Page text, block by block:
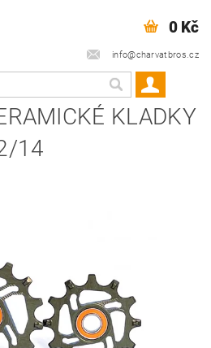
info@charvatbros.cz
0 Kč
KLADKY
14